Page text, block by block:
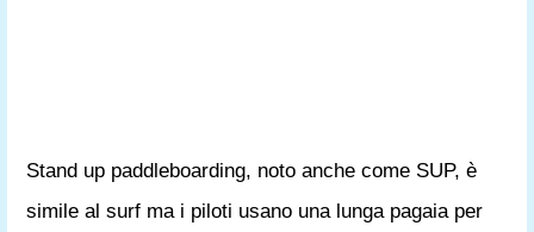
Stand up paddleboarding, noto anche come SUP, è
simile al surf ma i piloti usano una lunga pagaia per